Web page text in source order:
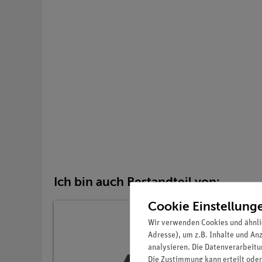
Ich bin auch Bestandteil von:
Cookie
Wir verwenden Cookies und
Adresse), um z.B. Inhalte und
analysieren. Die
Die Zustimmung kann erteilt